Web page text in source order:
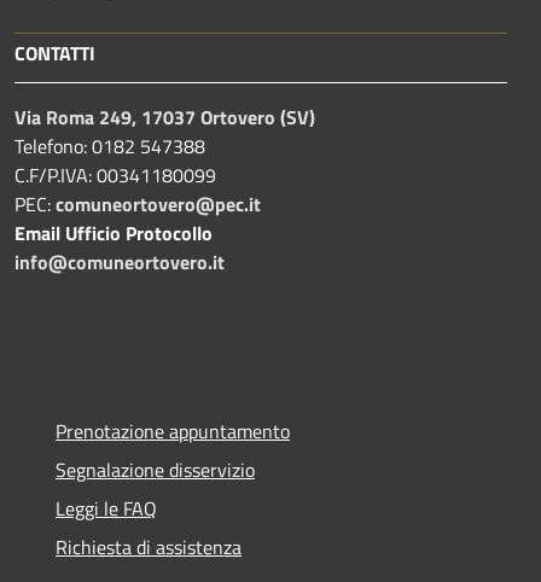
CONTATTI
Via Roma 249, 17037 Ortovero (SV)
Telefono: 0182 547388
C.F/P.IVA: 00341180099
PEC:comuneortovero@pec.it
Email Ufficio Protocollo
info@comuneortovero.it
Prenotazione appuntamento
Segnalazione disservizio
Leggi le FAQ
Richiesta di assistenza